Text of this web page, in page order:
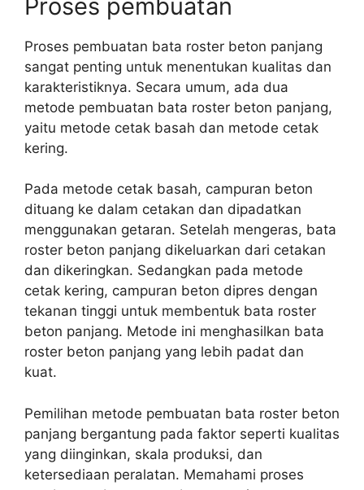
Proses pembuatan
Proses pembuatan bata roster beton panjang
sangat penting untuk menentukan kualitas dan
karakteristiknya. Secara umum, ada dua
metode pembuatan bata roster beton panjang,
yaitu metode cetak basah dan metode cetak
kering.
Pada metode cetak basah, campuran beton
dituang ke dalam cetakan dan dipadatkan
menggunakan getaran. Setelah mengeras, bata
roster beton panjang dikeluarkan dari cetakan
dan dikeringkan. Sedangkan pada metode
cetak kering, campuran beton dipres dengan
tekanan tinggi untuk membentuk bata roster
beton panjang. Metode ini menghasilkan bata
roster beton panjang yang lebih padat dan
kuat.
Pemilihan metode pembuatan bata roster beton
panjang bergantung pada faktor seperti kualitas
yang diinginkan, skala produksi, dan
ketersediaan peralatan. Memahami proses